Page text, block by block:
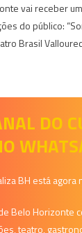
vai receber
do público:
Brasil
DO
BH está agora
Belo Horizonte
teatro,